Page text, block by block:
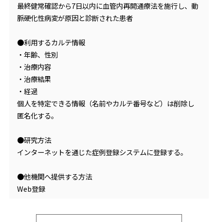
最終健常確認から7日以内に血管内再開通療法を施行し、動
脈硬化性病変が原因と診断された患者
●利用するカルテ情報
・年齢、性別
・治療内容
・治療結果
・経過
個人を特定できる情報（名前やカルテ番号など）は削除し
匿名化する。
●研究方法
インターネットを通じた症例登録システムに登録する。
●他機関へ提供する方法
Web登録